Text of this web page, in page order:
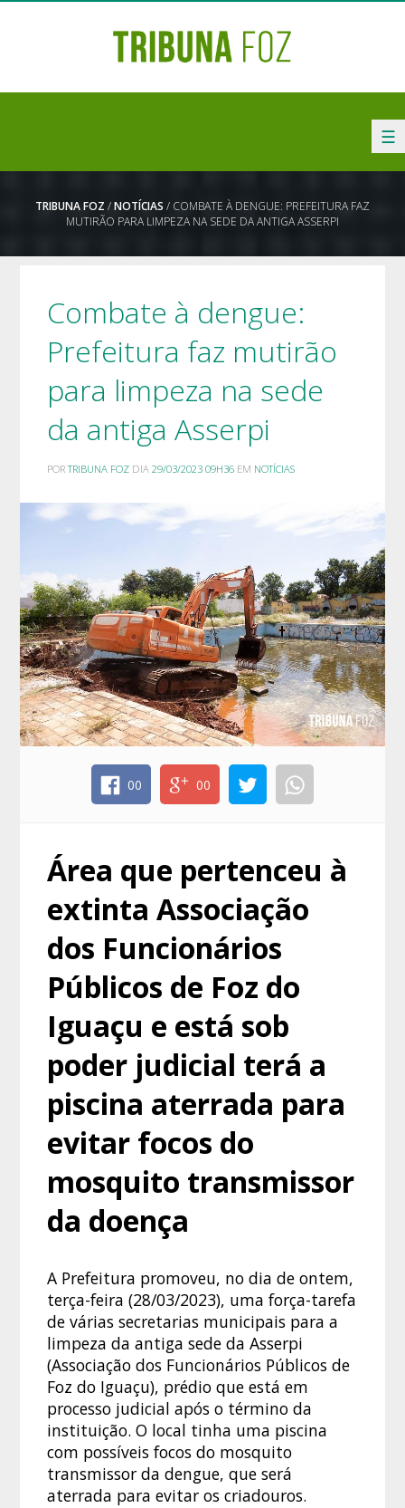
☰
TRIBUNA FOZ /NOTÍCIAS / COMBATE À DENGUE: PREFEITURA FAZ
MUTIRÃO PARA LIMPEZA NA SEDE DA ANTIGA ASSERPI
Combate à dengue:
Prefeitura faz mutirão
para limpeza na sede
da antiga Asserpi
PORTRIBUNA FOZ DIA29/03/2023 09H36 EM NOTÍCIAS
00 00
Área que pertenceu à
extinta Associação
dos Funcionários
Públicos de Foz do
Iguaçu e está sob
poder judicial terá a
piscina aterrada para
evitar focos do
mosquito transmissor
da doença
A Prefeitura promoveu, no dia de ontem,
terça-feira (28/03/2023), uma força-tarefa
de várias secretarias municipais para a
limpeza da antiga sede da Asserpi
(Associação dos Funcionários Públicos de
Foz do Iguaçu), prédio que está em
processo judicial após o término da
instituição. O local tinha uma piscina
com possíveis focos do mosquito
transmissor da dengue, que será
aterrada para evitar os criadouros.